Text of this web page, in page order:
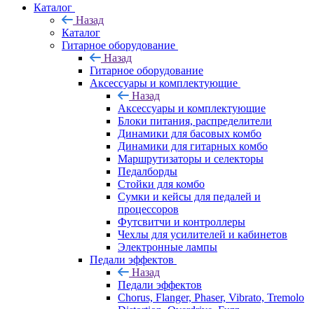
Каталог
Назад
Каталог
Гитарное оборудование
Назад
Гитарное оборудование
Аксессуары и комплектующие
Назад
Аксессуары и комплектующие
Блоки питания, распределители
Динамики для басовых комбо
Динамики для гитарных комбо
Маршрутизаторы и селекторы
Педалборды
Стойки для комбо
Сумки и кейсы для педалей и
процессоров
Футсвитчи и контроллеры
Чехлы для усилителей и кабинетов
Электронные лампы
Педали эффектов
Назад
Педали эффектов
Chorus, Flanger, Phaser, Vibrato, Tremolo